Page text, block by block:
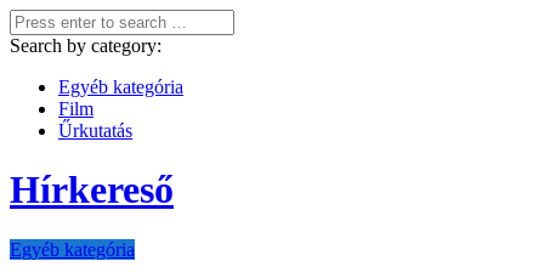
Search by category:
Egyéb kategória
Film
Űrkutatás
Hírkereső
Egyéb kategória